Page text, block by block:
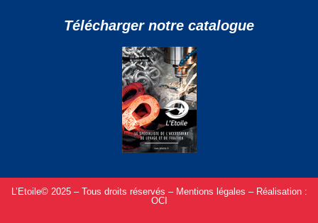
Télécharger notre catalogue
L’Etoile© 2025 – Tous droits réservés – Mentions légales – Réalisation :
OCI